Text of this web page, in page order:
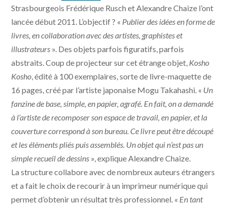
Strasbourgeois Frédérique Rusch et Alexandre Chaize l’ont
lancée début 2011. L’objectif ? « Publier des idées en forme de
livres, en collaboration avec des artistes, graphistes et
illustrateurs ». Des objets parfois figuratifs, parfois
abstraits. Coup de projecteur sur cet étrange objet, Kosho
Kosho, édité à 100 exemplaires, sorte de livre-maquette de
16 pages, créé par l’artiste japonaise Mogu Takahashi. « Un
fanzine de base, simple, en papier, agrafé. En fait, on a demandé
à l’artiste de recomposer son espace de travail, en papier, et la
couverture correspond à son bureau. Ce livre peut être découpé
et les éléments pliés puis assemblés. Un objet qui n’est pas un
simple recueil de dessins », explique Alexandre Chaize.
La structure collabore avec de nombreux auteurs étrangers
et a fait le choix de recourir à un imprimeur numérique qui
permet d’obtenir un résultat très professionnel. « En tant